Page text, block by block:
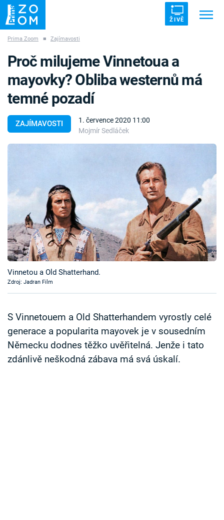
ŽIVĚ
ZÁHADY VETŘELCI DÁVNOVĚKU
Témata
TV Program
Časopis
Sledujte prima+
Prima Zoom ■ Zajímavosti
ZAJÍMAVOSTI
1. července 2020 11:00
Mojmír Sedláček
Proč milujeme Vinnetoua a
mayovky? Obliba westernů má
temné pozadí
Vinnetou a Old Shatterhand.
Zdroj: Jadran Film
S Vinnetouem a Old Shatterhandem vyrostly celé
generace a popularita mayovek je v sousedním
Německu dodnes těžko uvěřitelná. Jenže i tato
zdánlivě neškodná zábava má svá úskalí.